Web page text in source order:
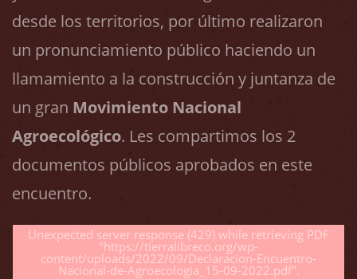
desde los territorios, por último realizaron
un pronunciamiento público haciendo un
llamamiento a la construcción y juntanza de
un gran Movimiento Nacional
Agroecológico. Les compartimos los 2
documentos públicos aprobados en este
encuentro.
Unexpected server response (429) while retrieving PDF
"https://tierralibreco.org/wp-
content/uploads/2022/09/Declaracion-Encuentro-
Nacional-de-Agroecologia_15-09-2022.pdf".